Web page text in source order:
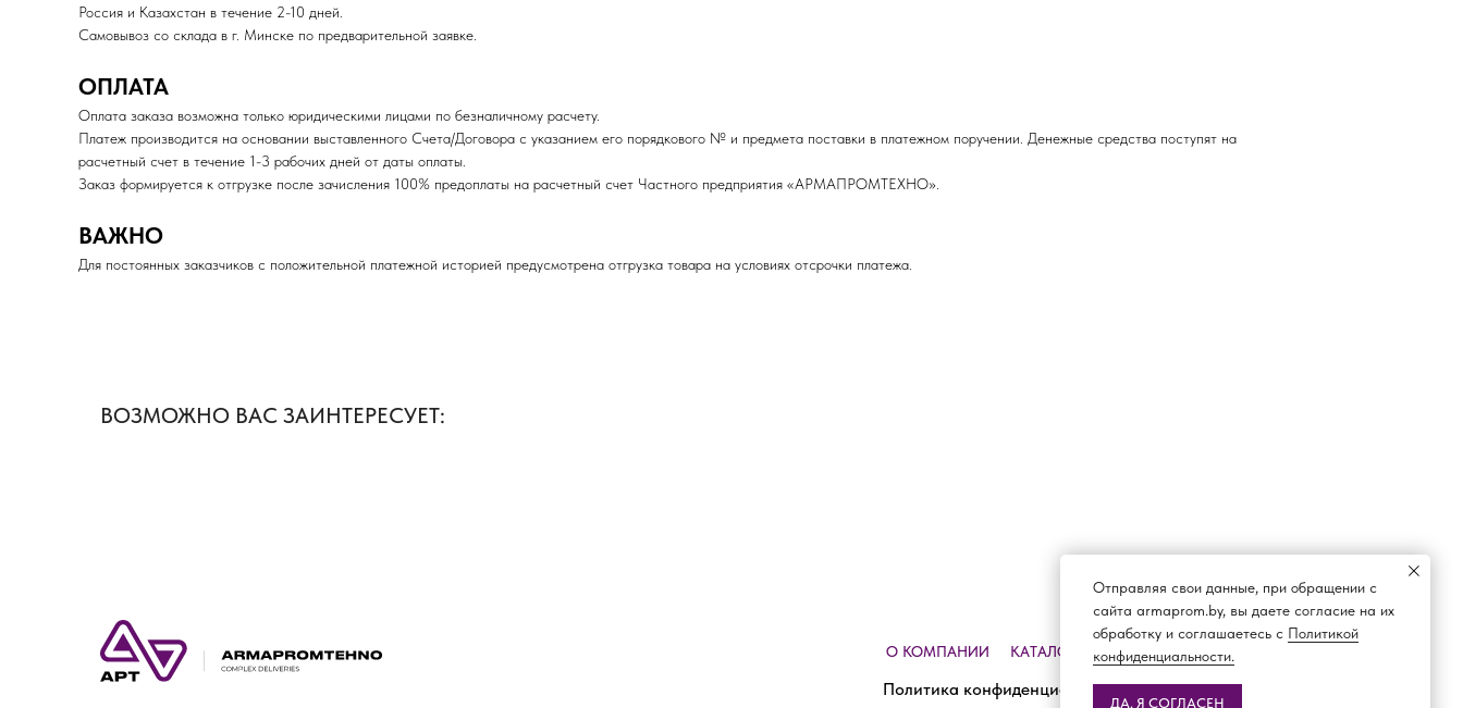
Россия и Казахстан в течение 2-10 дней.
Самовывоз со склада в г. Минске по предварительной заявке.
ОПЛАТА
Оплата заказа возможна только юридическими лицами по безналичному расчету.
Платеж производится на основании выставленного Счета/Договора с указанием его порядкового № и предмета поставки в платежном поручении. Денежные средства поступят на
расчетный счет в течение 1-3 рабочих дней от даты оплаты.
Заказ формируется к отгрузке после зачисления 100% предоплаты на расчетный счет Частного предприятия «АРМАПРОМТЕХНО».
ВАЖНО
Для постоянных заказчиков с положительной платежной историей предусмотрена отгрузка товара на условиях отсрочки платежа.
ВОЗМОЖНО ВАС ЗАИНТЕРЕСУЕТ:
Политика конфиденциальности
О КОМПАНИИ КАТАЛОГ ДОСТАВКА И ОПЛАТА
Отправляя свои данные, при обращении с
сайта armaprom.by, вы даете согласие на их
обработку и соглашаетесь с Политикой
конфиденциальности.
ДА, Я СОГЛАСЕН